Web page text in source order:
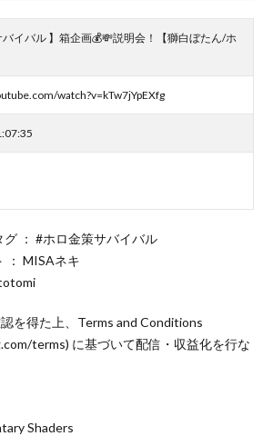
バイバル 】箱企画💰💸説明会！【獅白ぼたん/ホ
watch?v=kTw7jYpEXfg
： #ホロ金策サバイバル
： MISAネキ
を得た上、Terms and Conditions
terms) に基づいて配信・収益化を行な
Shaders